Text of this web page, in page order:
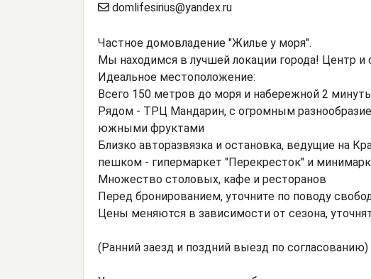
domlifesirius@yandex.ru
Частное домовладение "Жилье у моря".
Мы находимся в лучшей локации города! Центр и
Идеальное местоположение:
Всего 150 метров до моря и набережной 2
Рядом - ТРЦ Мандарин, с огромным
южными фруктами
Близко авторазвязка и остановка, ведущие на
пешком - гипермаркет "Перекресток" и
Множество столовых, кафе и ресторанов
Перед бронированием, уточните по поводу
Цены меняются в зависимости от сезона,
(Ранний заезд и поздний выезд по